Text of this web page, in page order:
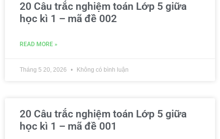
20 Câu trắc nghiệm toán Lớp 5 giữa
học kì 1 – mã đề 002
READ MORE »
Tháng 5 20, 2026 Không có bình luận
20 Câu trắc nghiệm toán Lớp 5 giữa
học kì 1 – mã đề 001